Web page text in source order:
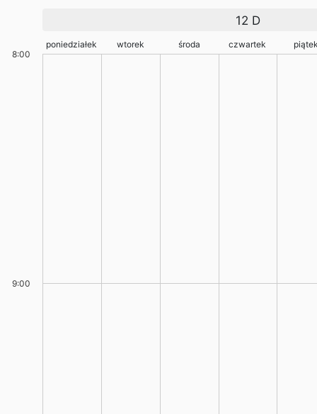
12 D
8:00
9:00
poniedziałek wtorek środa czwartek